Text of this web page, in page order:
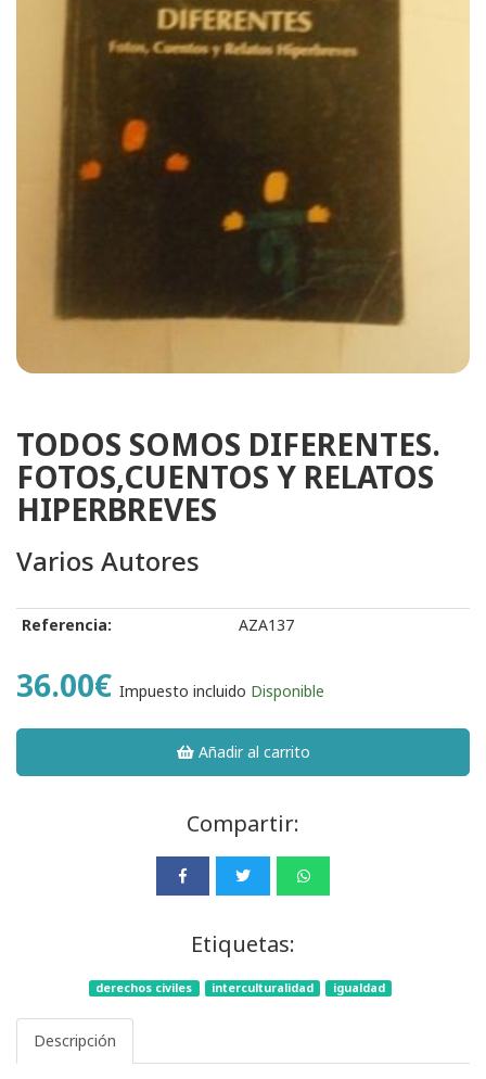
TODOS SOMOS DIFERENTES.
FOTOS,CUENTOS Y RELATOS
HIPERBREVES
Varios Autores
Referencia: AZA137
36.00€ Impuesto incluido Disponible
Añadir al carrito
Compartir:
Etiquetas:
derechos civiles interculturalidad igualdad
Descripción